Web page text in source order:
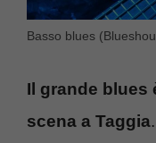
Basso blues
Il grande blues
scena a Taggia